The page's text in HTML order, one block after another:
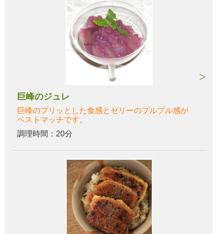
巨峰のジュレ
巨峰のプリッとした食感とゼリーのプルプル感が
ベストマッチです。
調理時間：20分